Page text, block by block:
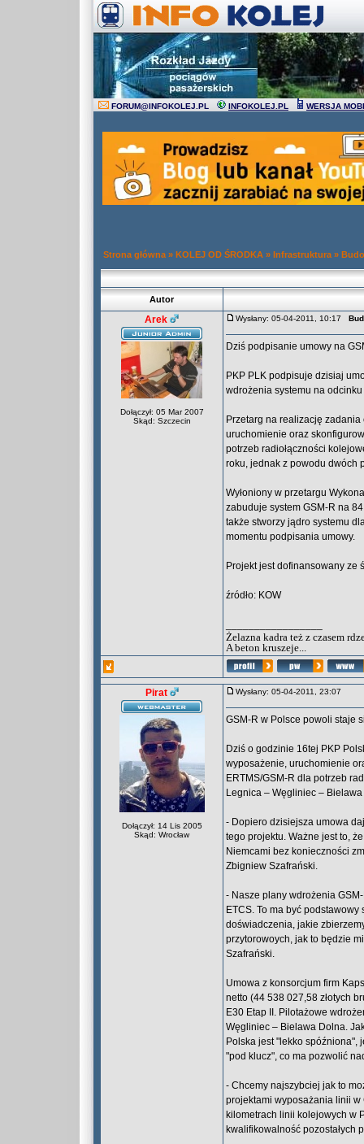
FORUM@INFOKOLEJ.PL INFOKOLEJ.PL WERSJA
Strona główna » KOLEJ OD ŚRODKA » Infrastruktura »
Autor
Arek
Dołączył: 05 Mar 2007
Skąd: Szczecin
Wysłany: 05-04-2011, 10:17
Dziś podpisanie umowy na
PKP PLK podpisuje dzisiaj
wdrożenia systemu na
Przetarg na realizację
uruchomienie oraz
potrzeb radiołączności
roku, jednak z powodu dwóch
Wyłoniony w przetargu
zabuduje system GSM-R na
także stworzy jądro systemu
momentu podpisania umowy.
Projekt jest dofinansowany ze
źródło: KOW
Żelazna kadra też z czasem
A beton kruszeje...
Pirat
Dołączył: 14 Lis 2005
Skąd: Wrocław
Wysłany: 05-04-2011, 23:07
GSM-R w Polsce powoli staje
Dziś o godzinie 16tej PKP
wyposażenie, uruchomienie
ERTMS/GSM-R dla potrzeb
Legnica – Węgliniec –
- Dopiero dzisiejsza umowa
tego projektu. Ważne jest to,
Niemcami bez konieczności
Zbigniew Szafrański.
- Nasze plany wdrożenia
ETCS. To ma być
doświadczenia, jakie
przytorowoych, jak to będzie
Szafrański.
Umowa z konsorcjum firm
netto (44 538 027,58 złotych
E30 Etap II. Pilotażowe
Węgliniec – Bielawa Dolna.
Polska jest "lekko spóźniona",
"pod klucz", co ma pozwolić
- Chcemy najszybciej jak to
projektami wyposażania linii w
kilometrach linii kolejowych w
kwalifikowalność pozostałych